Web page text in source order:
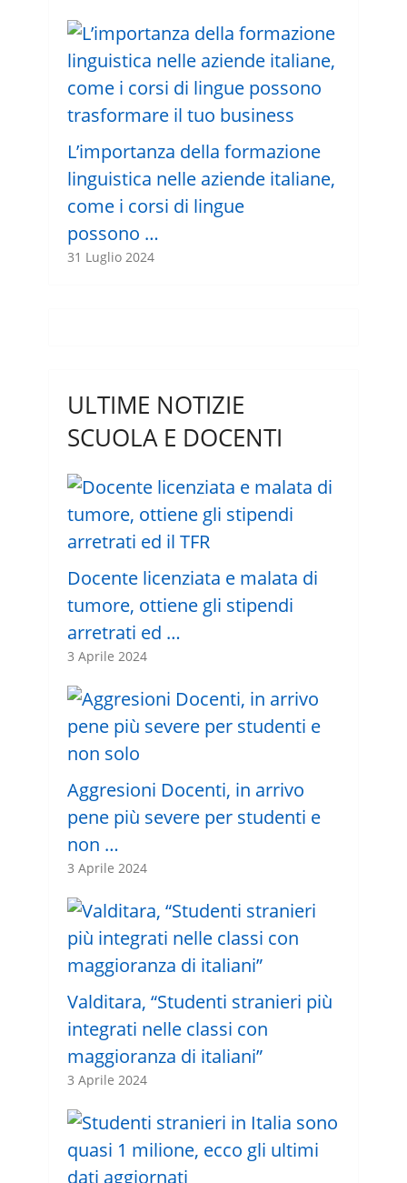
L’importanza della formazione
linguistica nelle aziende italiane,
come i corsi di lingue
possono …
31 Luglio 2024
ULTIME NOTIZIE
SCUOLA E DOCENTI
Docente licenziata e malata di
tumore, ottiene gli stipendi
arretrati ed …
3 Aprile 2024
Aggresioni Docenti, in arrivo
pene più severe per studenti e
non …
3 Aprile 2024
Valditara, “Studenti stranieri più
integrati nelle classi con
maggioranza di italiani”
3 Aprile 2024